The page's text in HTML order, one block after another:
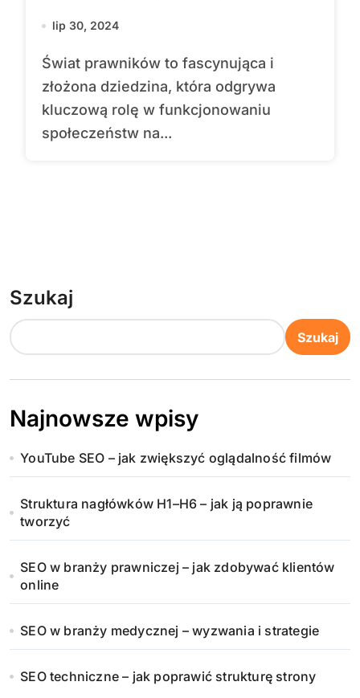
wyzwania i przyszłość
lip 30, 2024
Świat prawników to fascynująca i
złożona dziedzina, która odgrywa
kluczową rolę w funkcjonowaniu
społeczeństw na...
Szukaj
Szukaj
Najnowsze wpisy
YouTube SEO – jak zwiększyć oglądalność filmów
Struktura nagłówków H1–H6 – jak ją poprawnie
tworzyć
SEO w branży prawniczej – jak zdobywać klientów
online
SEO w branży medycznej – wyzwania i strategie
SEO techniczne – jak poprawić strukturę strony